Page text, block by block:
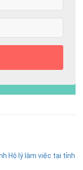
Hộ lý làm việc tại tỉnh